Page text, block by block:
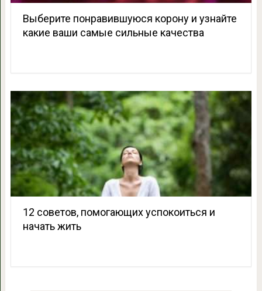
Выберите понравившуюся корону и узнайте
какие ваши самые сильные качества
12 советов, помогающих успокоиться и
начать жить